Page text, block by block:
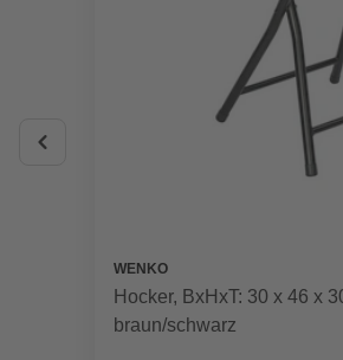
WENKO
Hocker, BxHxT: 30 x 46 x
braun/schwarz